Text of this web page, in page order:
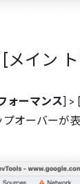
メイン
ォーマンス] > [
オーバーが